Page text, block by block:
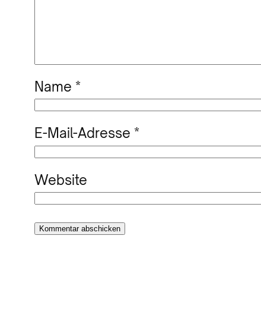
Name *
E-Mail-Adresse *
Website